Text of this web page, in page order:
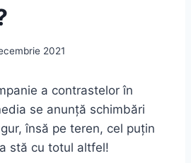
2021
a contrastelor în
se anunță schimbări
însă pe teren, cel puțin
stă cu totul altfel!